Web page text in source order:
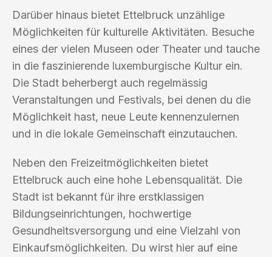
Darüber hinaus bietet Ettelbruck unzählige
Möglichkeiten für kulturelle Aktivitäten. Besuche
eines der vielen Museen oder Theater und tauche
in die faszinierende luxemburgische Kultur ein.
Die Stadt beherbergt auch regelmässig
Veranstaltungen und Festivals, bei denen du die
Möglichkeit hast, neue Leute kennenzulernen
und in die lokale Gemeinschaft einzutauchen.
Neben den Freizeitmöglichkeiten bietet
Ettelbruck auch eine hohe Lebensqualität. Die
Stadt ist bekannt für ihre erstklassigen
Bildungseinrichtungen, hochwertige
Gesundheitsversorgung und eine Vielzahl von
Einkaufsmöglichkeiten. Du wirst hier auf eine